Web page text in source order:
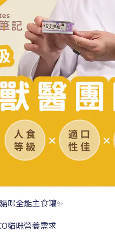
咪全能主食罐✨
貓咪營養需求